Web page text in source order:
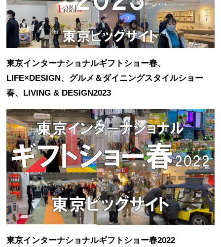
東京インターナショナルギフトショー春、
LIFE×DESIGN、グルメ＆ダイニングスタイルショー
春、LIVING & DESIGN2023
東京インターナショナルギフトショー春2022